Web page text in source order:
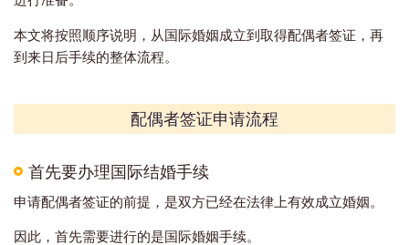
本文将按照顺序说明，从国际婚姻成立到取得配偶者签证，再
到来日后手续的整体流程。
配偶者签证申请流程
首先要办理国际结婚手续
申请配偶者签证的前提，是双方已经在法律上有效成立婚姻。
因此，首先需要进行的是国际婚姻手续。